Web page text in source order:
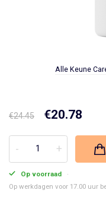
Alle Keune
€24.45
prijs
was:
€24.45.
€20.78
is:
Care
Velvet
Op voorraad
Op werkdagen voor 17.00 uur